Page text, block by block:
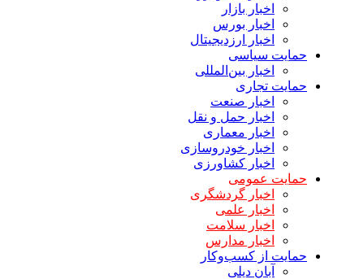
اخبار بازار
اخبار بورس
اخبار ارزدیجیتال
حمایت سیاسی
اخبار بین‌المللی
حمایت تجاری
اخبار صنعت
اخبار حمل و نقل
اخبار معماری
اخبار خودروسازی
اخبار کشاورزی
حمایت عمومی
اخبار گردشگری
اخبار علمی
اخبار سلامت
اخبار مدارس
حمایت از کسب‌وکار
آبان دیلی